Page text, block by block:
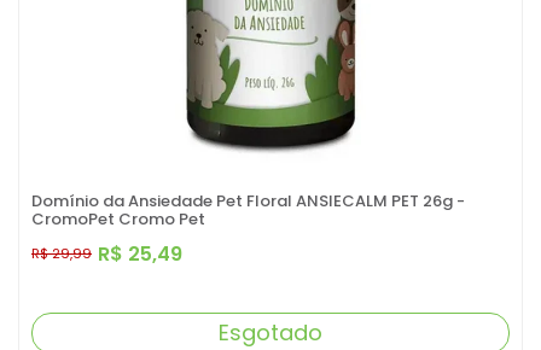
Domínio da Ansiedade Pet Floral ANSIECALM PET 26g -
CromoPet Cromo Pet
R$ 25,49
R$ 29,99
Esgotado